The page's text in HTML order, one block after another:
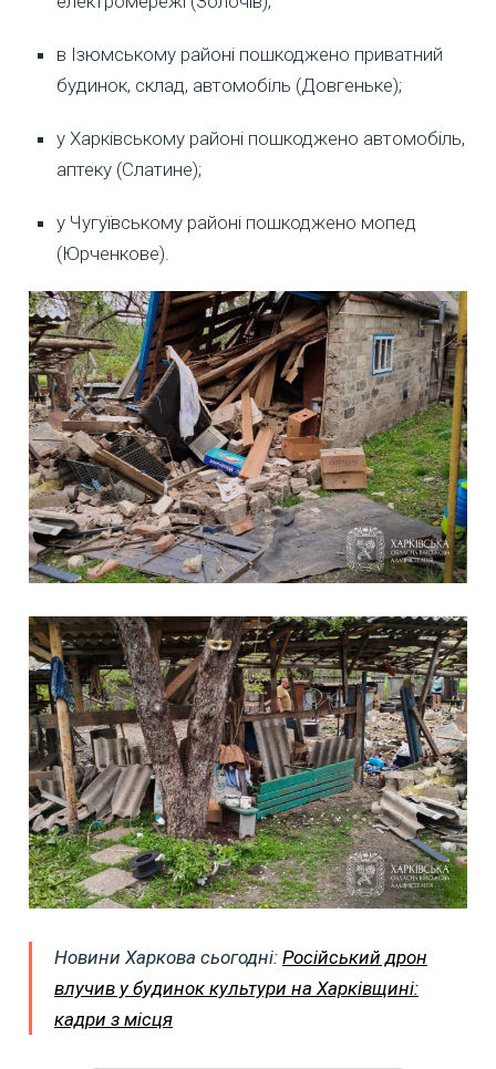
в Ізюмському районі пошкоджено приватний
будинок, склад, автомобіль (Довгеньке);
у Харківському районі пошкоджено автомобіль,
аптеку (Слатине);
у Чугуївському районі пошкоджено мопед
(Юрченкове).
Новини Харкова сьогодні: Російський дрон
влучив у будинок культури на Харківщині:
кадри з місця